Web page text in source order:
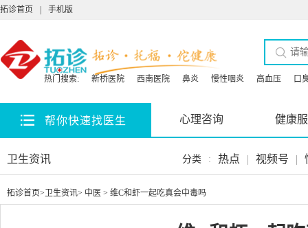
拓诊首页 手机版
热门搜索: 新桥医院 西南医院 鼻炎 慢性咽炎 高血压 口
帮你快速找医生 心理咨询 健康
卫生资讯 分类 : 热点 | 视频号 |
拓诊首页> 卫生资讯> 中医 > 维C和虾一起吃真会中毒吗